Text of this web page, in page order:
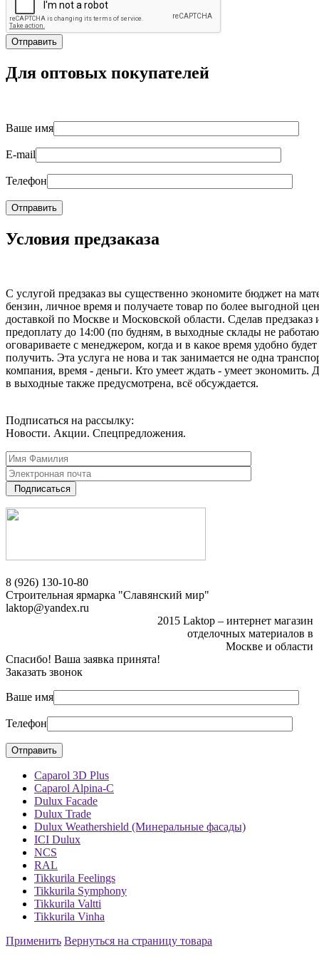
Для оптовых покупателей
Ваше имя
E-mail
Телефон
Условия предзаказа
С услугой предзаказ вы существенно экономите бюджет на
бензин, личное время и получаете товар по более выгодной
доставкой по Москве и Московской области. Сделав предзаказ
предоплату до 14:00 (по будням, в выходные склады не
оговариваете с менеджером, когда и в какое время удобно будет
получить. Эта услуга не нова и так занимается не одна
компания, время - деньги. Кто умеет ждать - умеет экономить.
в выходные также предусмотрена, всё обсуждается.
Подписаться на рассылку:
Новости. Акции. Спецпредложения.
Подписаться
8 (926) 130-10-80
Строительная ярмарка "Славянский мир"
laktop@yandex.ru
2015 Laktop – интернет магазин
отделочных материалов в
Москве и области
Спасибо! Ваша заявка принята!
Заказать звонок
Ваше имя
Телефон
Caparol 3D Plus
Caparol Alpina-C
Dulux Facade
Dulux Trade
Dulux Weathershield (Минеральные фасады)
ICI Dulux
NCS
RAL
Tikkurila Feelings
Tikkurila Symphony
Tikkurila Valtti
Tikkurila Vinha
Применить Вернуться на страницу товара